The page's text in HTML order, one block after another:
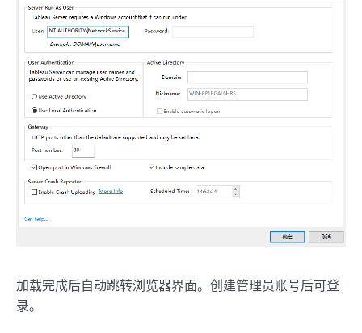
加载完成后自动跳转浏览器界面。创建管理员账号后可登
录。